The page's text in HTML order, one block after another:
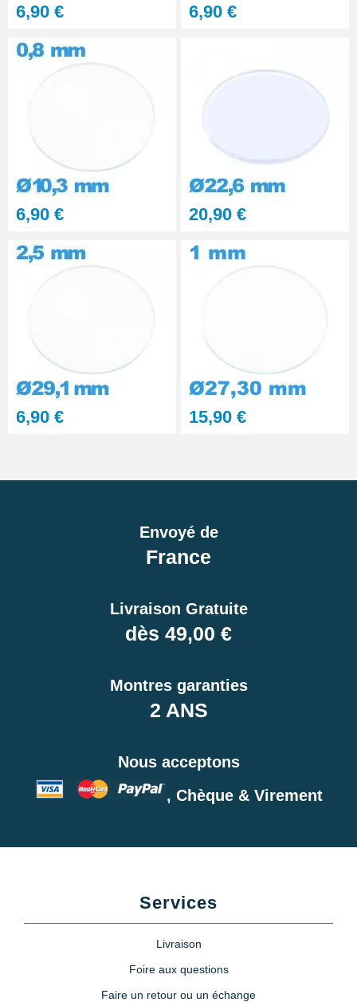
6,90 € 6,90 €
6,90 € 20,90 €
6,90 € 15,90 €
Envoyé de
France
Livraison Gratuite
dès 49,00 €
Montres garanties
2 ANS
Nous acceptons
, Chèque & Virement
Services
Livraison
Foire aux questions
Faire un retour ou un échange